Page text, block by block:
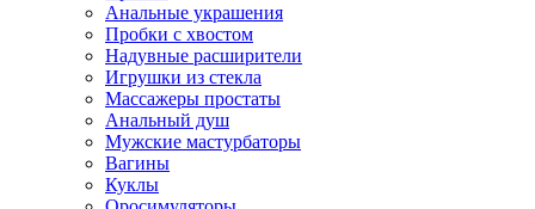
Анальные украшения
Пробки с хвостом
Надувные расширители
Игрушки из стекла
Массажеры простаты
Анальный душ
Мужские мастурбаторы
Вагины
Куклы